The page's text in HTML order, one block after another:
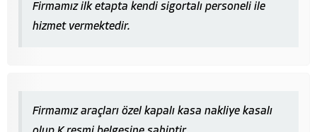
Firmamız ilk etapta kendi sigortalı personeli ile
hizmet vermektedir.
Firmamız araçları özel kapalı kasa nakliye kasalı